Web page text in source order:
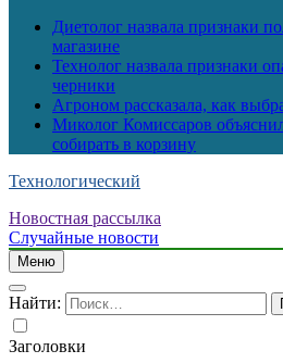
Диетолог назвала признаки
магазине
Технолог назвала признаки
черники
Агроном рассказала, как
Миколог Комиссаров
собирать в корзину
Технологический
Новостная рассылка
Случайные новости
Меню
Найти:
Заголовки